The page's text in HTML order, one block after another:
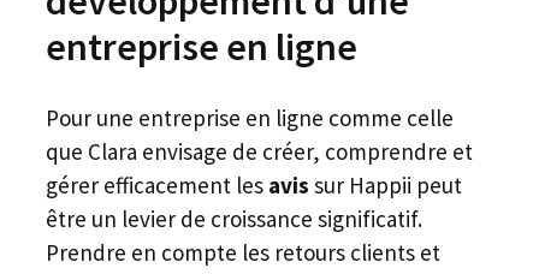
entreprise en ligne
Pour une entreprise en ligne comme celle
que Clara envisage de créer, comprendre et
gérer efficacement les avis sur Happii peut
être un levier de croissance significatif.
Prendre en compte les retours clients et